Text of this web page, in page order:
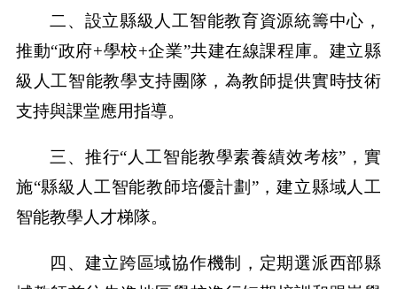
二、設立縣級人工智能教育資源統籌中心，
推動“政府+學校+企業”共建在線課程庫。建立縣
級人工智能教學支持團隊，為教師提供實時技術
支持與課堂應用指導。
三、推行“人工智能教學素養績效考核”，實
施“縣級人工智能教師培優計劃”，建立縣域人工
智能教學人才梯隊。
四、建立跨區域協作機制，定期選派西部縣